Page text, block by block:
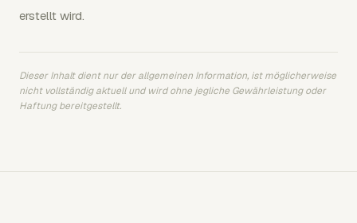
erstellt wird.
Dieser Inhalt dient nur der allgemeinen Information, ist möglicherweise
nicht vollständig aktuell und wird ohne jegliche Gewährleistung oder
Haftung bereitgestellt.